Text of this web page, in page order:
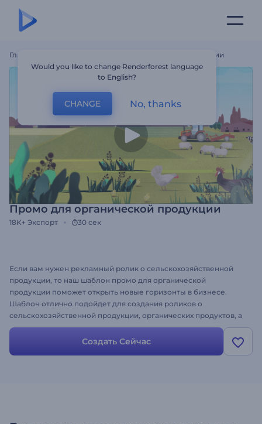
Главная Промо Для Органической Продукции
Промо для органической продукции
18K+ Экспорт 30 сек
Если вам нужен рекламный ролик о сельскохозяйственной
продукции, то наш шаблон промо для органической
продукции поможет открыть новые горизонты в бизнесе.
Шаблон отлично подойдет для создания роликов о
сельскохозяйственной продукции, органических продуктов, а
также лесном секторе. Опередите конкурентов, создав
проморолик уже сегодня. Просто добавьте текст, загрузите
логотип и можете радоваться успеху!
Создать Сейчас
Would you like to change Renderforest language
to English?
CHANGE No, thanks